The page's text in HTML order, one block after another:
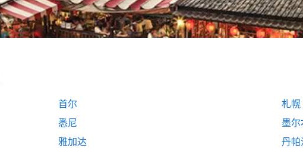
首尔
札幌
悉尼
墨尔
雅加达
丹帕